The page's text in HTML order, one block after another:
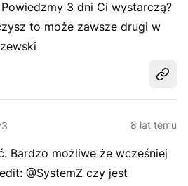
3 dni Ci wystarczą?
to może zawsze drugi w
8 lat temu
Bardzo możliwe że wcześniej
@SystemZ czy jest